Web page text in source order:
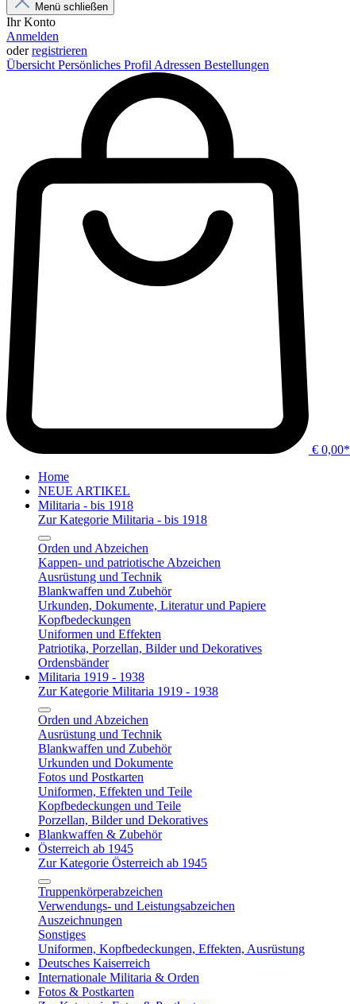
Menü schließen
Ihr Konto
Anmelden
oderregistrieren
Übersicht Persönliches Profil Adressen Bestellungen
€ 0,00*
Home
NEUE ARTIKEL
Militaria - bis 1918
Zur Kategorie Militaria - bis 1918
Orden und Abzeichen
Kappen- und patriotische Abzeichen
Ausrüstung und Technik
Blankwaffen und Zubehör
Urkunden, Dokumente, Literatur und Papiere
Kopfbedeckungen
Uniformen und Effekten
Patriotika, Porzellan, Bilder und Dekoratives
Ordensbänder
Militaria 1919 - 1938
Zur Kategorie Militaria 1919 - 1938
Orden und Abzeichen
Ausrüstung und Technik
Blankwaffen und Zubehör
Urkunden und Dokumente
Fotos und Postkarten
Uniformen, Effekten und Teile
Kopfbedeckungen und Teile
Porzellan, Bilder und Dekoratives
Blankwaffen & Zubehör
Österreich ab 1945
Zur Kategorie Österreich ab 1945
Truppenkörperabzeichen
Verwendungs- und Leistungsabzeichen
Auszeichnungen
Sonstiges
Uniformen, Kopfbedeckungen, Effekten, Ausrüstung
Deutsches Kaiserreich
Internationale Militaria & Orden
Fotos & Postkarten